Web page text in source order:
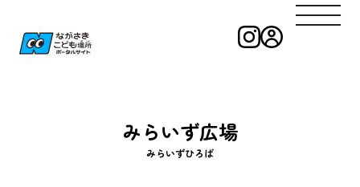
ながさきこども
みらいず広場
みらいずひろば